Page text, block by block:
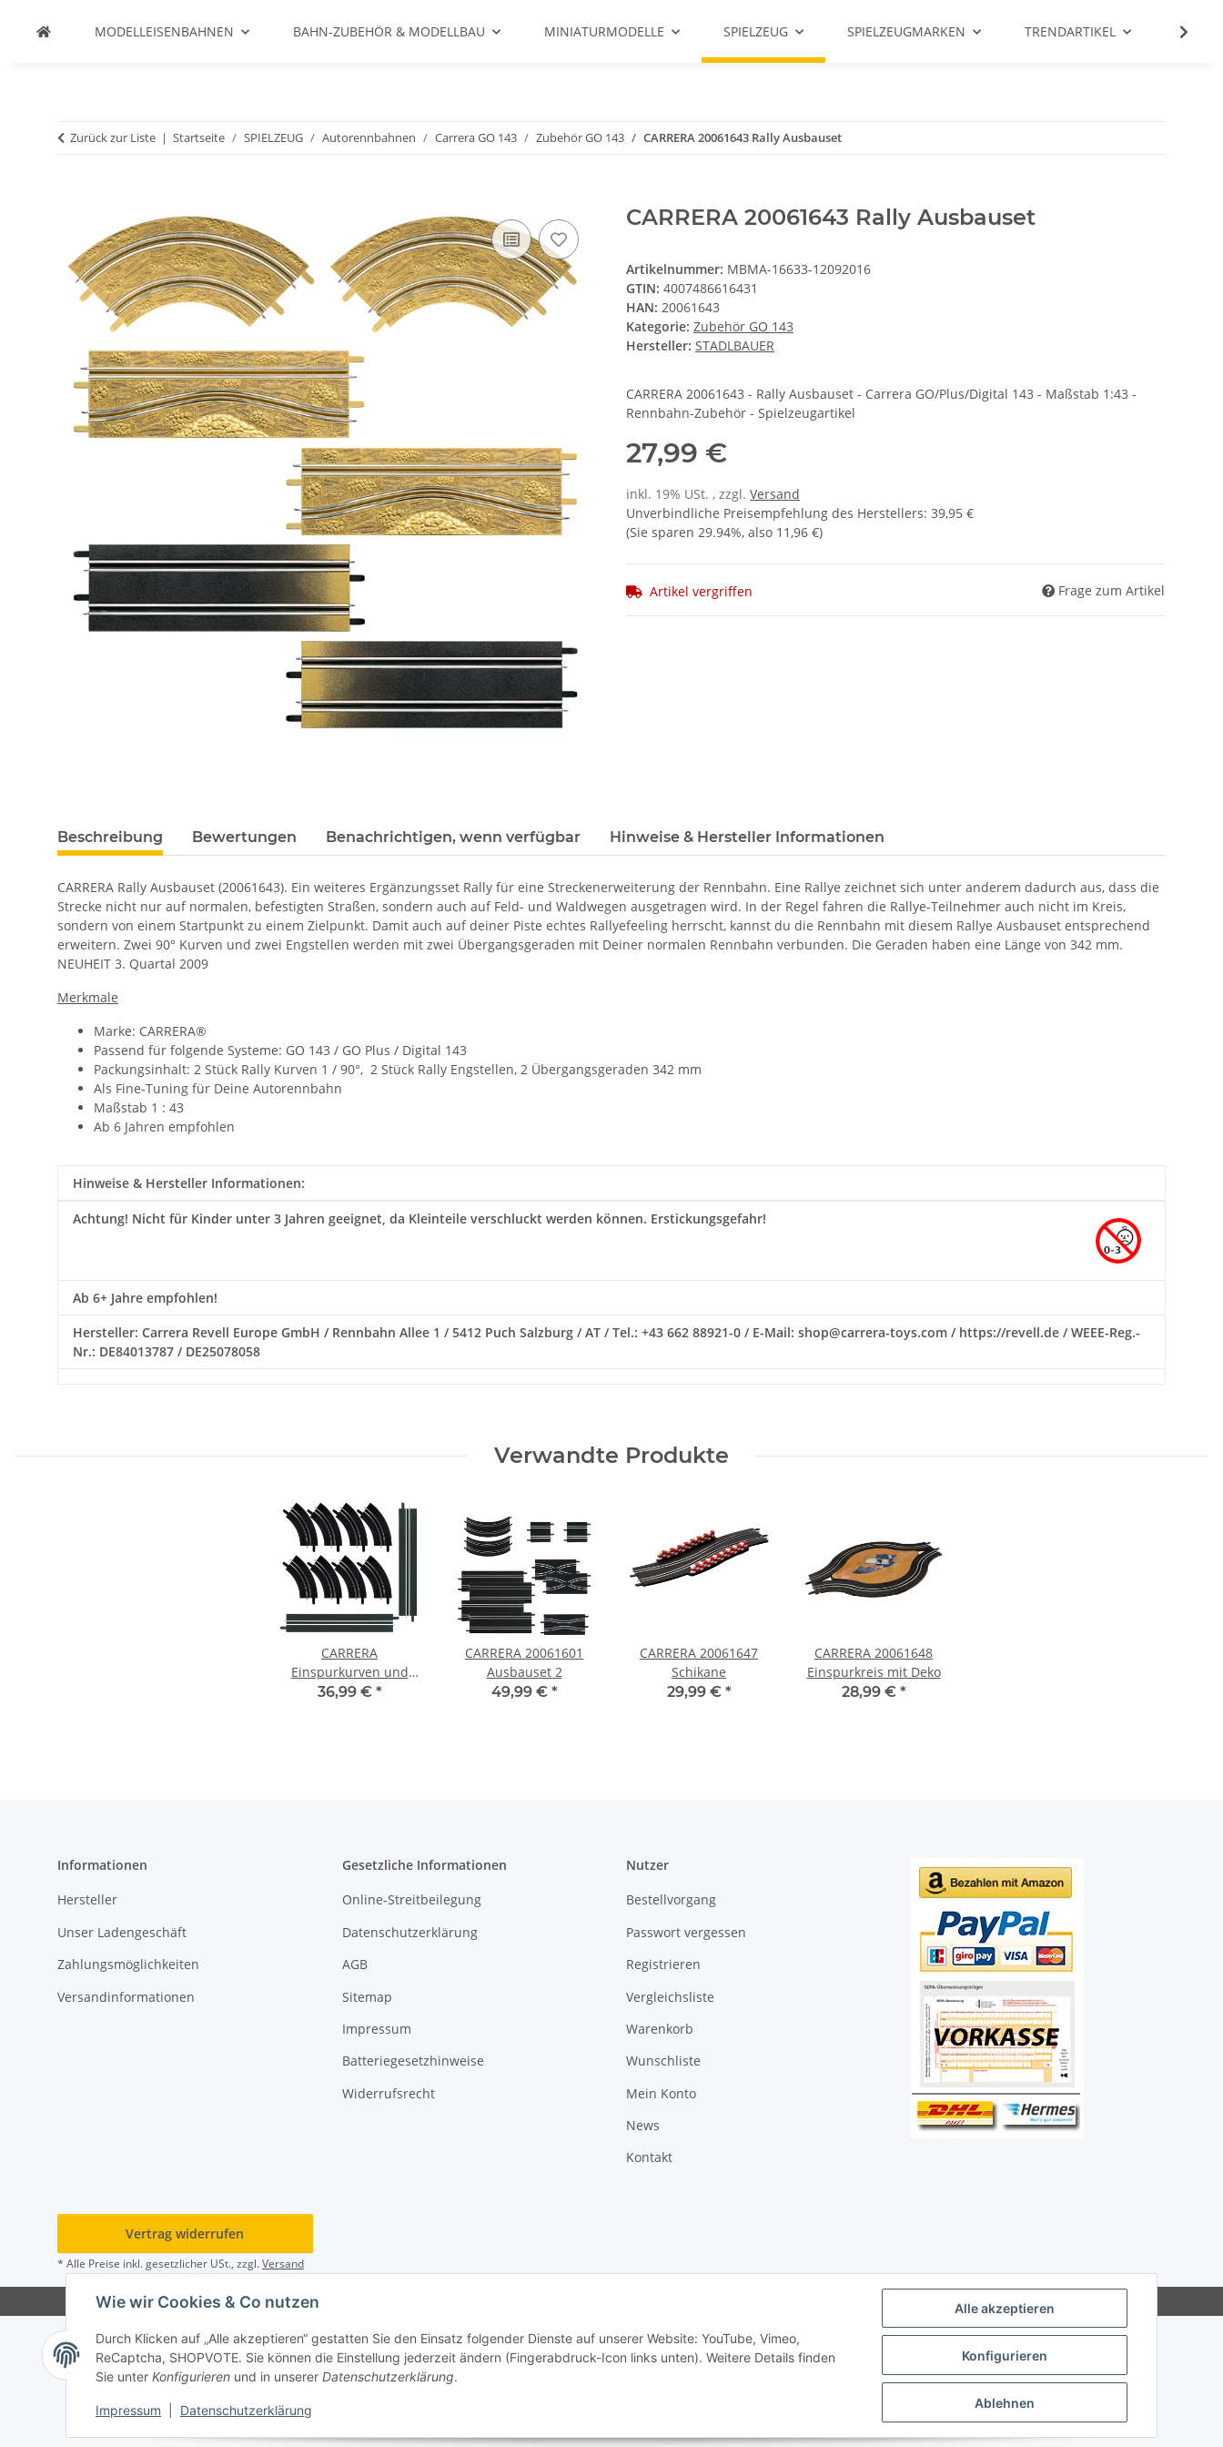
Alle akzeptieren
Konfigurieren
Ablehnen
Wie wir Cookies & Co nutzen
Durch Klicken auf „Alle akzeptieren“ gestatten Sie den Einsatz folgender Dienste auf unserer Website: YouTube, Vimeo,
ReCaptcha, SHOPVOTE. Sie können die Einstellung jederzeit ändern (Fingerabdruck-Icon links unten). Weitere Details finden
Sie unter Konfigurieren und in unserer Datenschutzerklärung.
Impressum Datenschutzerklärung
MODELLEISENBAHNEN BAHN-ZUBEHÖR & MODELLBAU MINIATURMODELLE SPIELZEUG SPIELZEUGMARKEN TRENDARTIKEL SALE %
Zurück zur Liste Startseite SPIELZEUG Autorennbahnen Carrera GO 143 Zubehör GO 143 CARRERA 20061643 Rally Ausbauset
CARRERA 20061643 Rally Ausbauset
Artikelnummer: MBMA-16633-12092016
GTIN: 4007486616431
HAN: 20061643
Kategorie: Zubehör GO 143
Hersteller: STADLBAUER
CARRERA 20061643 - Rally Ausbauset - Carrera GO/Plus/Digital 143 - Maßstab 1:43 -
Rennbahn-Zubehör - Spielzeugartikel
27,99 €
inkl. 19% USt. , zzgl. Versand
Unverbindliche Preisempfehlung des Herstellers: 39,95 €
(Sie sparen 29.94%, also 11,96 €)
Artikel vergriffen Frage zum Artikel
Beschreibung Bewertungen Benachrichtigen, wenn verfügbar Hinweise & Hersteller Informationen
CARRERA Rally Ausbauset (20061643). Ein weiteres Ergänzungsset Rally für eine Streckenerweiterung der Rennbahn. Eine Rallye zeichnet sich unter anderem dadurch aus, dass die
Strecke nicht nur auf normalen, befestigten Straßen, sondern auch auf Feld- und Waldwegen ausgetragen wird. In der Regel fahren die Rallye-Teilnehmer auch nicht im Kreis,
sondern von einem Startpunkt zu einem Zielpunkt. Damit auch auf deiner Piste echtes Rallyefeeling herrscht, kannst du die Rennbahn mit diesem Rallye Ausbauset entsprechend
erweitern. Zwei 90° Kurven und zwei Engstellen werden mit zwei Übergangsgeraden mit Deiner normalen Rennbahn verbunden. Die Geraden haben eine Länge von 342 mm.
NEUHEIT 3. Quartal 2009
Merkmale
Marke: CARRERA®
Passend für folgende Systeme: GO 143 / GO Plus / Digital 143
Packungsinhalt: 2 Stück Rally Kurven 1 / 90°, 2 Stück Rally Engstellen, 2 Übergangsgeraden 342 mm
Als Fine-Tuning für Deine Autorennbahn
Maßstab 1 : 43
Ab 6 Jahren empfohlen
Hinweise & Hersteller Informationen:
Achtung! Nicht für Kinder unter 3 Jahren geeignet, da Kleinteile verschluckt werden können. Erstickungsgefahr!
Ab 6+ Jahre empfohlen!
Hersteller: Carrera Revell Europe GmbH / Rennbahn Allee 1 / 5412 Puch Salzburg / AT / Tel.: +43 662 88921-0 / E-Mail: shop@carrera-toys.com / https://revell.de / WEEE-Reg.-
Nr.: DE84013787 / DE25078058
Verwandte Produkte
CARRERA
Einspurkurven und
Geraden Ausbauset
36,99 € *
CARRERA 20061601
Ausbauset 2
49,99 € *
CARRERA 20061647
Schikane
29,99 € *
CARRERA 20061648
Einspurkreis mit Deko
28,99 € *
Informationen
Hersteller
Unser Ladengeschäft
Zahlungsmöglichkeiten
Versandinformationen
Gesetzliche Informationen
Online-Streitbeilegung
Datenschutzerklärung
AGB
Sitemap
Impressum
Batteriegesetzhinweise
Widerrufsrecht
Nutzer
Bestellvorgang
Passwort vergessen
Registrieren
Vergleichsliste
Warenkorb
Wunschliste
Mein Konto
News
Kontakt
Vertrag widerrufen
* Alle Preise inkl. gesetzlicher USt., zzgl.Versand